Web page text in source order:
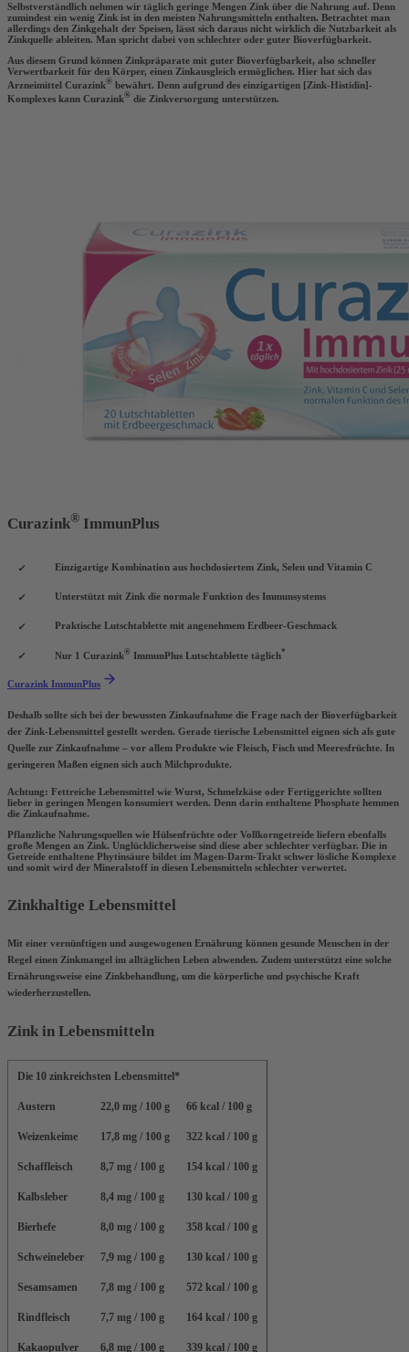
Selbstverständlich nehmen wir täglich geringe Mengen Zink über die Nahrung auf. Denn
zumindest ein wenig Zink ist in den meisten Nahrungsmitteln enthalten. Betrachtet man
allerdings den Zinkgehalt der Speisen, lässt sich daraus nicht wirklich die Nutzbarkeit als
Zinkquelle ableiten. Man spricht dabei von schlechter oder guter Bioverfügbarkeit.
Aus diesem Grund können Zinkpräparate mit guter Bioverfügbarkeit, also schneller
Verwertbarkeit für den Körper, einen Zinkausgleich ermöglichen. Hier hat sich das
Arzneimittel Curazink® bewährt. Denn aufgrund des einzigartigen [Zink-Histidin]-
Komplexes kann Curazink® die Zinkversorgung unterstützen.
Curazink® ImmunPlus
Einzigartige Kombination aus hochdosiertem Zink, Selen und Vitamin C
Unterstützt mit Zink die normale Funktion des Immunsystems
Praktische Lutschtablette mit angenehmem Erdbeer-Geschmack
Nur 1 Curazink® ImmunPlus Lutschtablette täglich*
Curazink ImmunPlus
Deshalb sollte sich bei der bewussten Zinkaufnahme die Frage nach der Bioverfügbarkeit
der Zink-Lebensmittel gestellt werden. Gerade tierische Lebensmittel eignen sich als gute
Quelle zur Zinkaufnahme – vor allem Produkte wie Fleisch, Fisch und Meeresfrüchte. In
geringeren Maßen eignen sich auch Milchprodukte.
Achtung: Fettreiche Lebensmittel wie Wurst, Schmelzkäse oder Fertiggerichte sollten
lieber in geringen Mengen konsumiert werden. Denn darin enthaltene Phosphate hemmen
die Zinkaufnahme.
Pflanzliche Nahrungsquellen wie Hülsenfrüchte oder Vollkorngetreide liefern ebenfalls
große Mengen an Zink. Unglücklicherweise sind diese aber schlechter verfügbar. Die in
Getreide enthaltene Phytinsäure bildet im Magen-Darm-Trakt schwer lösliche Komplexe
und somit wird der Mineralstoff in diesen Lebensmitteln schlechter verwertet.
Zinkhaltige Lebensmittel
Mit einer vernünftigen und ausgewogenen Ernährung können gesunde Menschen in der
Regel einen Zinkmangel im alltäglichen Leben abwenden. Zudem unterstützt eine solche
Ernährungsweise eine Zinkbehandlung, um die körperliche und psychische Kraft
wiederherzustellen.
Zink in Lebensmitteln
Die 10 zinkreichsten Lebensmittel*
Austern 22,0 mg / 100 g 66 kcal / 100 g
Weizenkeime 17,8 mg / 100 g 322 kcal / 100 g
Schaffleisch 8,7 mg / 100 g 154 kcal / 100 g
Kalbsleber 8,4 mg / 100 g 130 kcal / 100 g
Bierhefe 8,0 mg / 100 g 358 kcal / 100 g
Schweineleber 7,9 mg / 100 g 130 kcal / 100 g
Sesamsamen 7,8 mg / 100 g 572 kcal / 100 g
Rindfleisch 7,7 mg / 100 g 164 kcal / 100 g
Kakaopulver 6,8 mg / 100 g 339 kcal / 100 g